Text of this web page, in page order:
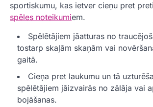
sportiskumu, kas ietver cieņu pret
spēles noteikumiem.
Spēlētājiem jāatturas no
tostarp skaļām skaņām vai
gaitā.
Cieņa pret laukumu un tā
spēlētājiem jāizvairās no zālāja vai
bojāšanas.